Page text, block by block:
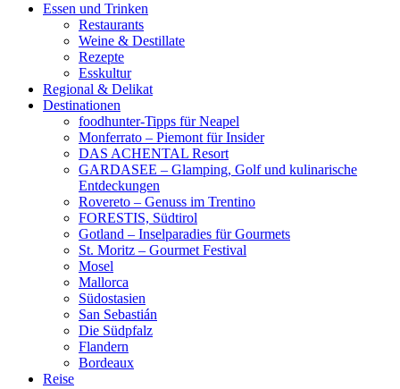
Essen und Trinken
Restaurants
Weine & Destillate
Rezepte
Esskultur
Regional & Delikat
Destinationen
foodhunter-Tipps für Neapel
Monferrato – Piemont für Insider
DAS ACHENTAL Resort
GARDASEE – Glamping, Golf und kulinarische
Entdeckungen
Rovereto – Genuss im Trentino
FORESTIS, Südtirol
Gotland – Inselparadies für Gourmets
St. Moritz – Gourmet Festival
Mosel
Mallorca
Südostasien
San Sebastián
Die Südpfalz
Flandern
Bordeaux
Reise